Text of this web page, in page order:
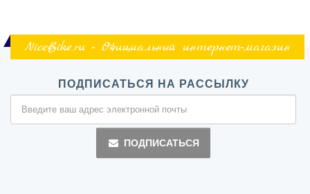
NiceBike.ru - Официальный интернет-магазин
ПОДПИСАТЬСЯ НА РАССЫЛКУ
ПОДПИСАТЬСЯ